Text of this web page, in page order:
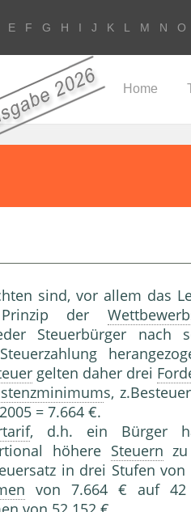
E F G H I J K L M N O
Home
sind, vor allem das
Prinzip der
Steuerbürger nach
gelten daher drei
s,
= 7.664 €.
, d.h. ein Bürger
höhere Steuern
in drei Stufen
von 7.664 € auf